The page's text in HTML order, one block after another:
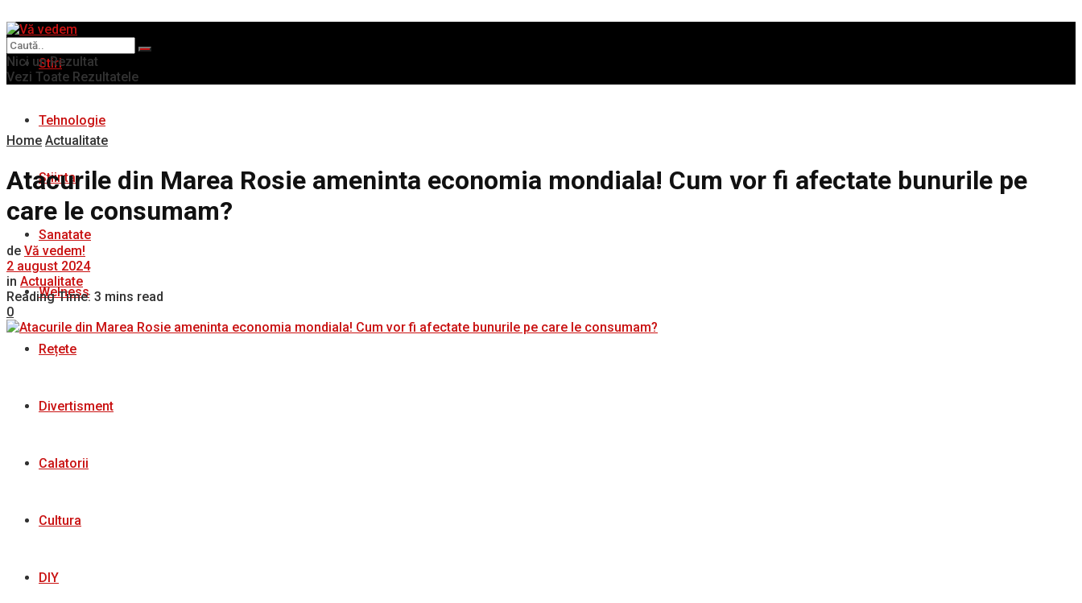
Stiri
Tehnologie
Stiinta
Sanatate
Welness
Rețete
Divertisment
Calatorii
Cultura
DIY
Nici un Rezultat
Vezi Toate Rezultatele
Home Actualitate
Atacurile din Marea Rosie ameninta economia mondiala! Cum vor fi afectate bunurile pe
care le consumam?
de Vă vedem!
2 august 2024
in Actualitate
Reading Time: 3 mins read
0